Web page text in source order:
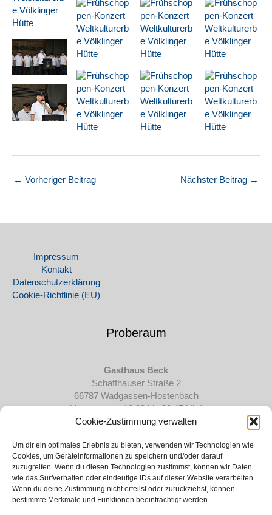
Cookie-Zustimmung verwalten
Um dir ein optimales Erlebnis zu bieten, verwenden wir Technologien wie
Cookies, um Geräteinformationen zu speichern und/oder darauf
zuzugreifen. Wenn du diesen Technologien zustimmst, können wir Daten
wie das Surfverhalten oder eindeutige IDs auf dieser Website verarbeiten.
Wenn du deine Zustimmung nicht erteilst oder zurückziehst, können
bestimmte Merkmale und Funktionen beeinträchtigt werden.
← Vorheriger Beitrag Nächster Beitrag →
Impressum
Kontakt
Datenschutz­erklärung
Cookie-Richtlinie (EU)
Proberaum
Gasthaus Beck
Schaffhauser Straße 2
66787 Wadgassen-Hostenbach
(donnerstags 19:00 bis 20:45 Uhr)
Mitglied im: